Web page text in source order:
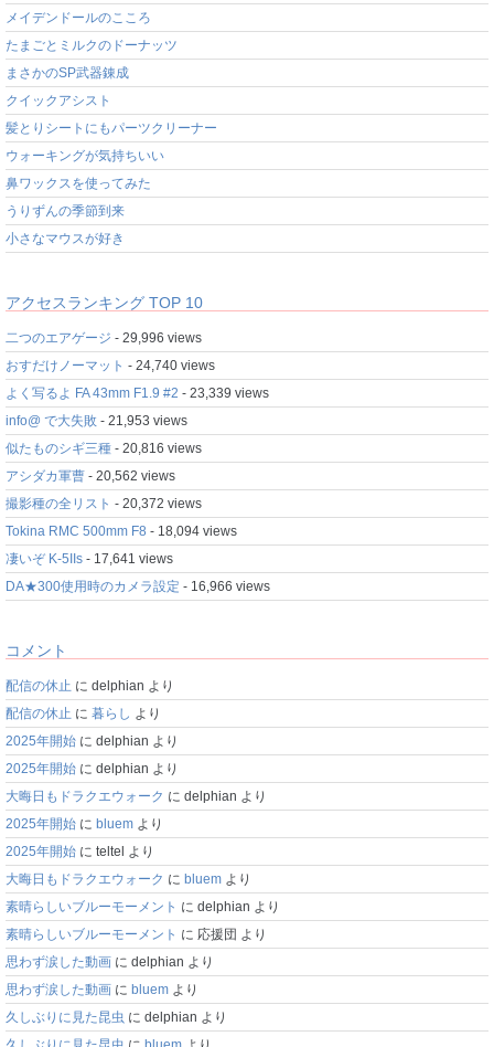
メイデンドールのこころ
たまごとミルクのドーナッツ
まさかのSP武器錬成
クイックアシスト
髪とりシートにもパーツクリーナー
ウォーキングが気持ちいい
鼻ワックスを使ってみた
うりずんの季節到来
小さなマウスが好き
アクセスランキング TOP 10
二つのエアゲージ - 29,996 views
おすだけノーマット - 24,740 views
よく写るよ FA 43mm F1.9 #2 - 23,339 views
info@ で大失敗 - 21,953 views
似たものシギ三種 - 20,816 views
アシダカ軍曹 - 20,562 views
撮影種の全リスト - 20,372 views
Tokina RMC 500mm F8 - 18,094 views
凄いぞ K-5IIs - 17,641 views
DA★300使用時のカメラ設定 - 16,966 views
コメント
配信の休止 に delphian より
配信の休止 に 暮らし より
2025年開始 に delphian より
2025年開始 に delphian より
大晦日もドラクエウォーク に delphian より
2025年開始 に bluem より
2025年開始 に teltel より
大晦日もドラクエウォーク に bluem より
素晴らしいブルーモーメント に delphian より
素晴らしいブルーモーメント に 応援団 より
思わず涙した動画 に delphian より
思わず涙した動画 に bluem より
久しぶりに見た昆虫 に delphian より